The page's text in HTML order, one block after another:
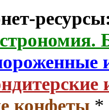
конфеты *